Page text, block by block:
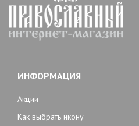
ИНФОРМАЦИЯ
Акции
Как выбрать икону